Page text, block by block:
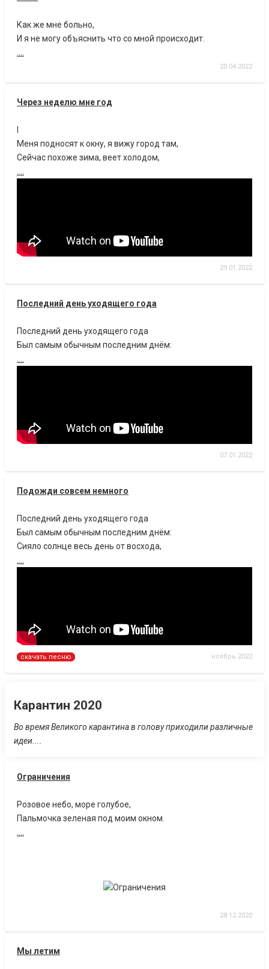
Как же мне больно,
И я не могу объяснить что со мной происходит.
20.04.2022
Через неделю мне год
Меня подносят к окну, я вижу город там,
Сейчас похоже зима, веет холодом,
29.01.2022
Последний день уходящего года
Последний день уходящего года
Был самым обычным последним днём:
07.01.2022
Подожди совсем немного
Последний день уходящего года
Был самым обычным последним днём:
Сияло солнце весь день от восхода,
скачать песню ноябрь 2022
Карантин 2020
Во время Великого карантина в голову приходили различные
идеи....
Ограничения
Розовое небо, море голубое,
Пальмочка зеленая под моим окном.
28.12.2020
Мы летим